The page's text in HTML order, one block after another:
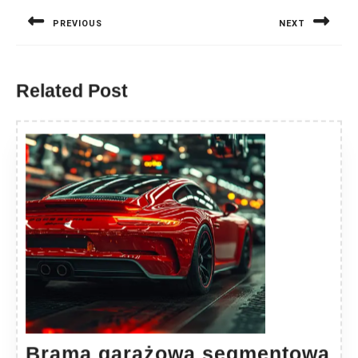
PREVIOUS NEXT
Related Post
Brama garażowa segmentowa